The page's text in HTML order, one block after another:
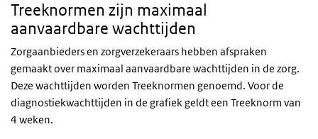
Treeknormen zijn maximaal
aanvaardbare wachttijden
Zorgaanbieders en zorgverzekeraars hebben afspraken
gemaakt over maximaal aanvaardbare wachttijden in de zorg.
Deze wachttijden worden Treeknormen genoemd. Voor de
diagnostiekwachttijden in de grafiek geldt een Treeknorm van
4 weken.